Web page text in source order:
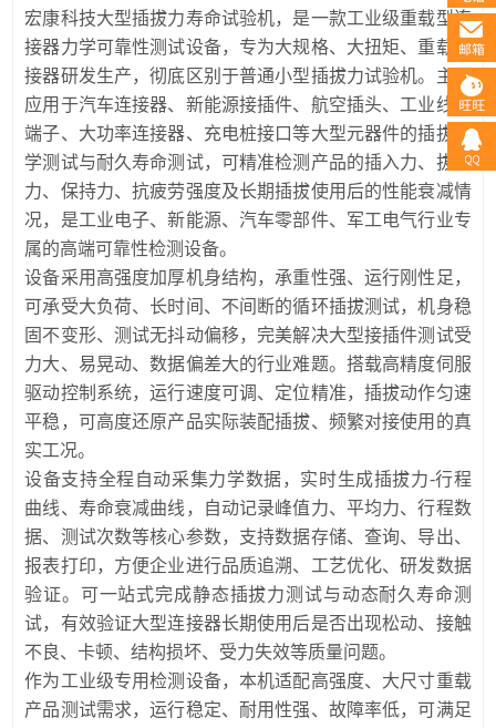
宏康科技大型插拔力寿命试验机，是一款工业级重载型连
接器力学可靠性测试设备，专为大规格、大扭矩、重载连
接器研发生产，彻底区别于普通小型插拔力试验机。主要
应用于汽车连接器、新能源接插件、航空插头、工业线束
端子、大功率连接器、充电桩接口等大型元器件的插拔力
学测试与耐久寿命测试，可精准检测产品的插入力、拔出
力、保持力、抗疲劳强度及长期插拔使用后的性能衰减情
况，是工业电子、新能源、汽车零部件、军工电气行业专
属的高端可靠性检测设备。
设备采用高强度加厚机身结构，承重性强、运行刚性足，
可承受大负荷、长时间、不间断的循环插拔测试，机身稳
固不变形、测试无抖动偏移，完美解决大型接插件测试受
力大、易晃动、数据偏差大的行业难题。搭载高精度伺服
驱动控制系统，运行速度可调、定位精准，插拔动作匀速
平稳，可高度还原产品实际装配插拔、频繁对接使用的真
实工况。
设备支持全程自动采集力学数据，实时生成插拔力-行程
曲线、寿命衰减曲线，自动记录峰值力、平均力、行程数
据、测试次数等核心参数，支持数据存储、查询、导出、
报表打印，方便企业进行品质追溯、工艺优化、研发数据
验证。可一站式完成静态插拔力测试与动态耐久寿命测
试，有效验证大型连接器长期使用后是否出现松动、接触
不良、卡顿、结构损坏、受力失效等质量问题。
作为工业级专用检测设备，本机适配高强度、大尺寸重载
产品测试需求，运行稳定、耐用性强、故障率低，可满足